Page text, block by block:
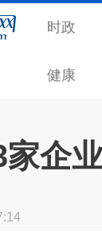
时政
健康
企